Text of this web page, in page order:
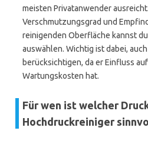
meisten Privatanwender
Verschmutzungsgrad und
reinigenden Oberfläche kannst
auswählen. Wichtig ist dabei,
berücksichtigen, da er Einfluss
Wartungskosten hat.
Für wen ist welcher
Hochdruckreiniger